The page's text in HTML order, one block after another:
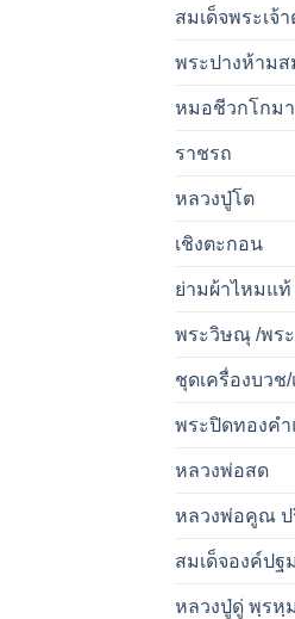
สมเด็จพระเจ้
พระปางห้ามส
หมอชีวกโกม
ราชรถ
หลวงปู่โต
เชิงตะกอน
ย่ามผ้าไหมแท้
พระวิษณุ /พร
ชุดเครื่องบวช
พระปิดทองค
หลวงพ่อสด
หลวงพ่อคูณ ป
สมเด็จองค์ปฐม
หลวงปู่ดู่ พฺร